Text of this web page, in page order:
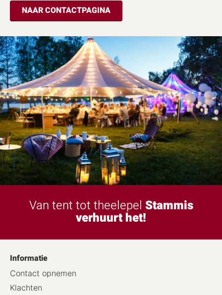
NAAR CONTACTPAGINA
Van tent tot theelepel Stammis
verhuurt het!
Informatie
Contact opnemen
Klachten